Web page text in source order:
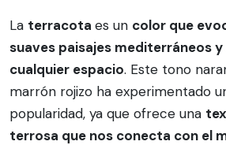
La terracota es un color que
suaves paisajes mediterráneos
cualquier espacio. Este tono
marrón rojizo ha experimentado
popularidad, ya que ofrece una
terrosa que nos conecta con el